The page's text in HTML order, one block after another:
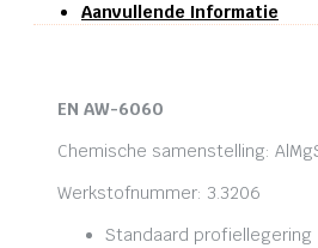
Aanvullende Informatie
EN AW-6060
Chemische samenstelling:
Werkstofnummer: 3.3206
Standaard profiellegering